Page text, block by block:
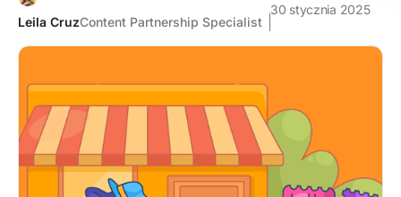
Leila CruzContent Partnership Specialist
30 stycznia 2025